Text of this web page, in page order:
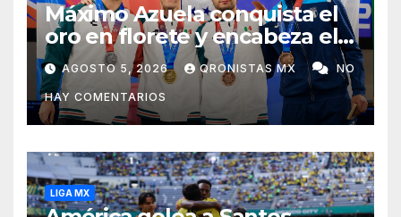
Máximo Azuela conquista el
oro en florete y encabeza el
1-2-3 mexicano en Santo
Domingo 2026
AGOSTO 5, 2026 QRONISTAS MX NO
HAY COMENTARIOS
LIGA MX